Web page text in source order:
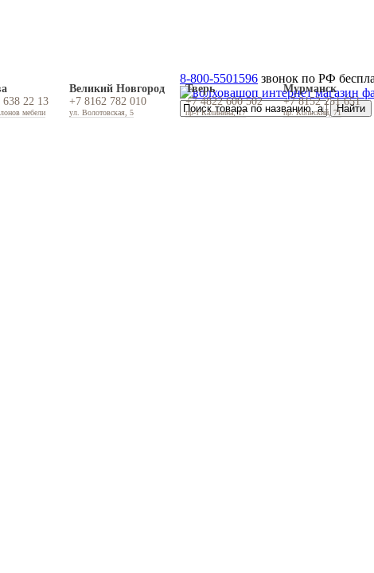
638 22 13
мебели
Великий Новгород
+7 8162 782 010
ул. Волотовская, 5
Тверь
+7 4822 600 502
пр-т Калинина, 17
Мурманск
+7 8152 251 651
пр. Кольский, 71
8-800-5501596 звонок по РФ